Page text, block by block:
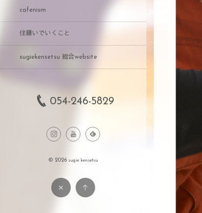
cafenism
住継いでいくこと
sugiekensetsu 総合website
054-246-5829
© 2026 sugie kensetsu